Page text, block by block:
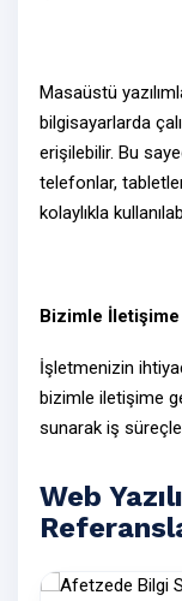
Masaüstü
bilgisayarlarda
erişilebilir. Bu
telefonlar,
kolaylıkla
Bizimle
İşletmenizin
bizimle iletişime
sunarak iş
Web